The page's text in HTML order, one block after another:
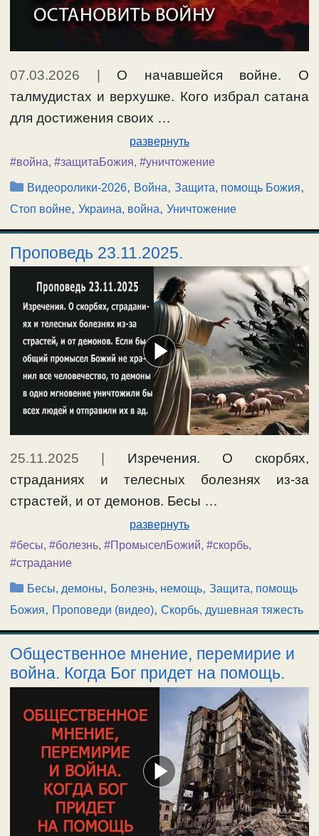
07.03.2026 | О начавшейся войне. О
талмудистах и верхушке. Кого избрал сатана
для достижения своих …
развернуть
#война, #защитаБожия, #уничтожение
Рубрики
Видеоролики-2026, Война,Защита, помощь Божия,
Стоп войне, Украина, война, Уничтожение
Проповедь 23.11.2025.
25.11.2025
Изречения. О скорбях,
страданиях и телесных болезнях из-за
страстей, и от демонов. Бесы …
развернуть
#бесы, #болезнь, #ПромыселБожий, #скорбь,
#страдание
Рубрики
Бесы, демоны, Болезнь, немощь,Защита, помощь
Божия, Проповеди (видео), Скорбь, душевная тяжесть
Общественное мнение, перемирие и
война. Когда Бог придет на помощь.